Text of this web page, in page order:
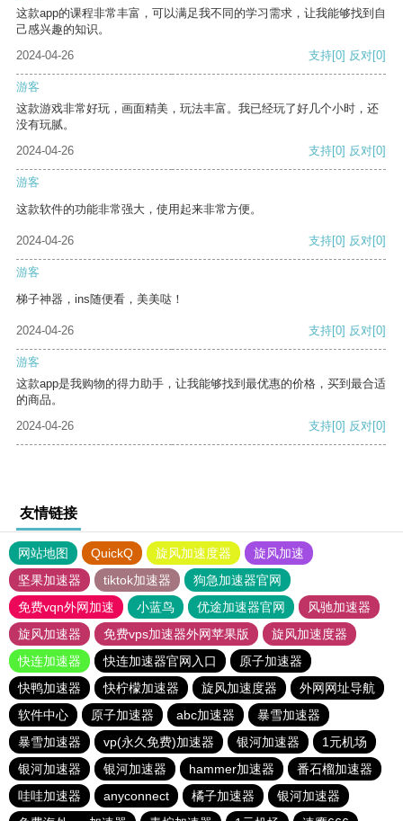
这款app的课程非常丰富，可以满足我不同的学习需求，让我能够找到自
己感兴趣的知识。
2024-04-26
支持[0] 反对[0]
游客
这款游戏非常好玩，画面精美，玩法丰富。我已经玩了好几个小时，还
没有玩腻。
2024-04-26
支持[0] 反对[0]
游客
这款软件的功能非常强大，使用起来非常方便。
2024-04-26 支持[0] 反对[0]
游客
梯子神器，ins随便看，美美哒！
2024-04-26 支持[0] 反对[0]
游客
这款app是我购物的得力助手，让我能够找到最优惠的价格，买到最合适
的商品。
2024-04-26
支持[0] 反对[0]
友情链接
网站地图 QuickQ 旋风加速度器
旋风加速
坚果加速器
tiktok加速器
狗急加速器官网
免费vqn外网加速
小蓝鸟 优途加速器官网
风驰加速器
旋风加速器
免费vps加速器外网苹果版
旋风加速度器
快连加速器
快连加速器官网入口
原子加速器
快鸭加速器
快柠檬加速器 旋风加速度器
外网网址导航
软件中心
原子加速器 abc加速器
暴雪加速器
暴雪加速器
vp(永久免费)加速器 银河加速器
1元机场
银河加速器
银河加速器 hammer加速器
番石榴加速器
哇哇加速器
anyconnect 橘子加速器
银河加速器